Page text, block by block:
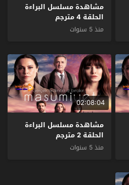
مشاهدة مسلسل البراءة
الحلقة 4 مترجم
منذ 5 سنوات
02:08:04
مشاهدة مسلسل البراءة
الحلقة 2 مترجم
منذ 5 سنوات